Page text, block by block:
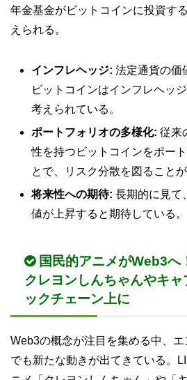
年金基金がビットコインに投資す
えられる。
インフレヘッジ: 法定通貨の価
ビットコインはインフレヘッ
考えられている。
ポートフォリオの多様化: 従来
性を持つビットコインをポー
とで、リスク分散を図ることが
将来性への期待: 長期的に見て
値が上昇すると期待している。
国民的アニメがWeb3へ
クレヨンしんちゃんやキャ
ックチェーン上に
Web3の概念が注目を集める中、
でも新たな動きが出てきている。